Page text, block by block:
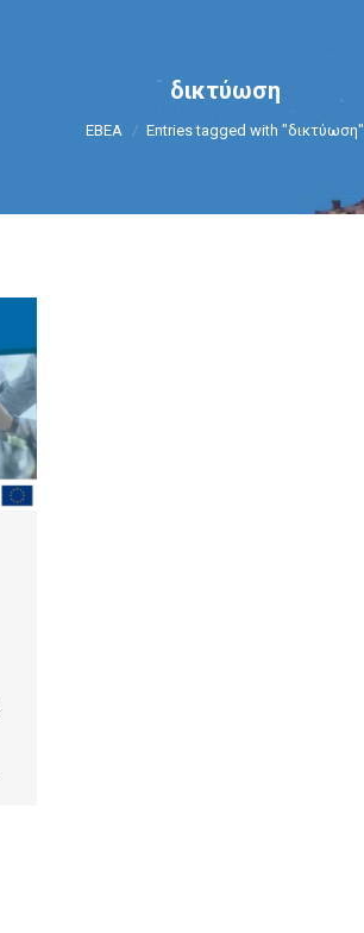
δικτύωση
You are here:
ΕΒΕΑ Entries tagged with "δικτύωση"